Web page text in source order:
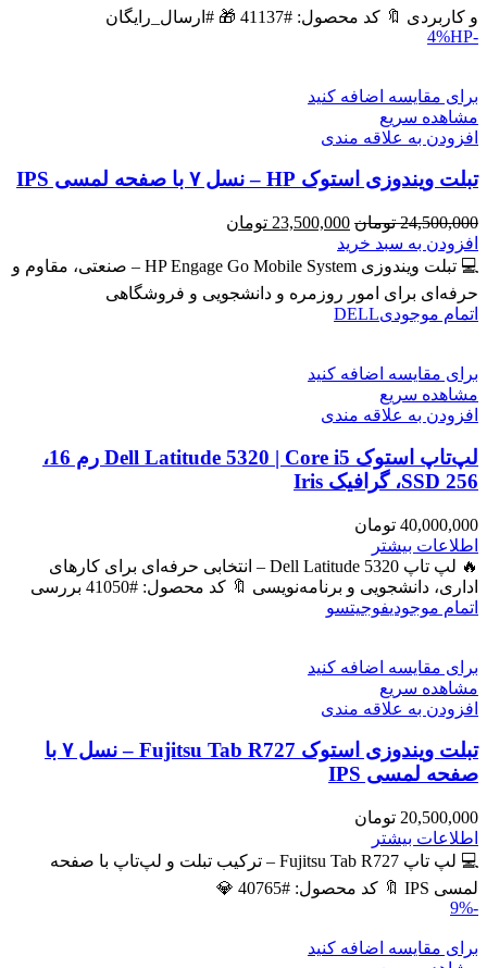
است.
و کاربردی 🔖 کد محصول: #41137 🎁 #ارسال_رایگان
-4%
HP
برای مقایسه اضافه کنید
مشاهده سریع
افزودن به علاقه مندی
تبلت ویندوزی استوک HP – نسل ۷ با صفحه لمسی IPS
24,500,000 تومان قیمت
اصلی
24,500,000 تومان
23,500,000 تومان
23,500,000 تومان
افزودن به سبد خرید
💻 تبلت ویندوزی HP Engage Go Mobile System – صنعتی، مقاوم و
حرفه‌ای برای امور روزمره و دانشجویی و فروشگاهی
اتمام موجودیDELL
برای مقایسه اضافه کنید
مشاهده سریع
افزودن به علاقه مندی
لپ‌تاپ استوک Dell Latitude 5320 | Core i5 رم 16،
SSD 256، گرافیک Iris
40,000,000 تومان
اطلاعات بیشتر
🔥 لپ تاپ Dell Latitude 5320 – انتخابی حرفه‌ای برای کارهای
اداری، دانشجویی و برنامه‌نویسی 🔖 کد محصول: #41050 بررسی
اتمام موجودیفوجیتسو
برای مقایسه اضافه کنید
مشاهده سریع
افزودن به علاقه مندی
تبلت ویندوزی استوک Fujitsu Tab R727 – نسل ۷ با
صفحه لمسی IPS
20,500,000 تومان
اطلاعات بیشتر
💻 لپ تاپ Fujitsu Tab R727 – ترکیب تبلت و لپ‌تاپ با صفحه
لمسی IPS 🔖 کد محصول: #40765 💎
-9%
برای مقایسه اضافه کنید